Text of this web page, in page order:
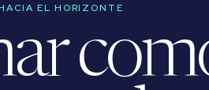
EL HORIZONTE